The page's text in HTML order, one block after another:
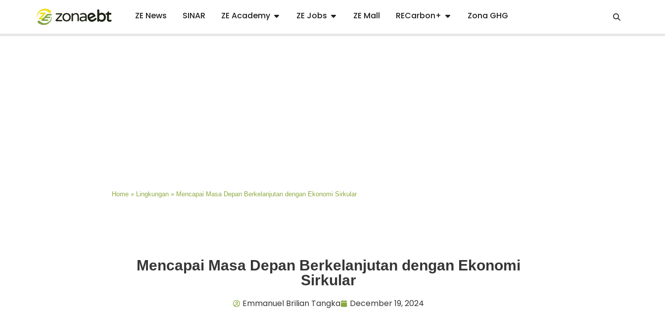
ZE News SINAR ZE Academy ZE Jobs ZE Mall RECarbon+ Zona GHG
Home » Lingkungan » Mencapai Masa Depan Berkelanjutan dengan Ekonomi Sirkular
Mencapai Masa Depan Berkelanjutan dengan Ekonomi
Sirkular
Emmanuel Brilian Tangka December 19, 2024